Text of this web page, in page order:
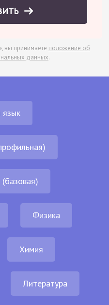
вы принимаете положение об
данных.
язык
Физика
Химия
Литература